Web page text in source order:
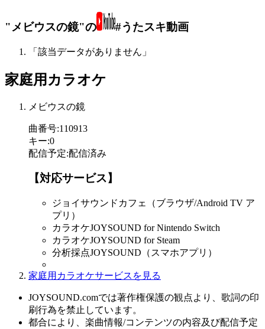
"メビウスの鏡"の #うたスキ動画
「該当データがありません」
家庭用カラオケ
メビウスの鏡
曲番号:110913
キー:0
配信予定:配信済み
【対応サービス】
ジョイサウンドカフェ（ブラウザ/Android TV ア
プリ）
カラオケJOYSOUND for Nintendo Switch
カラオケJOYSOUND for Steam
分析採点JOYSOUND（スマホアプリ）
家庭用カラオケサービスを見る
JOYSOUND.comでは著作権保護の観点より、歌詞の印
刷行為を禁止しています。
都合により、楽曲情報/コンテンツの内容及び配信予定